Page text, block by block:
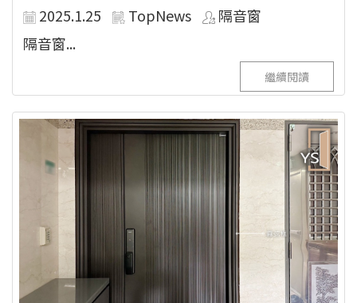
2025.1.25 TopNews
隔音窗
隔音窗...
繼續閱讀